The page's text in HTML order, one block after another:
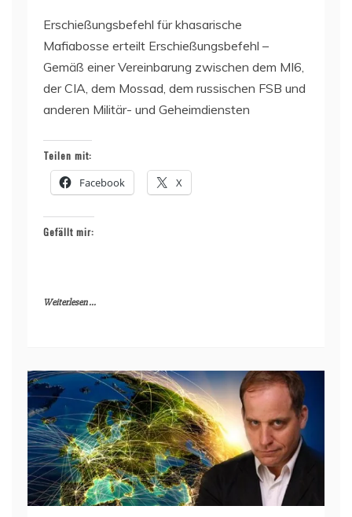
Erschießungsbefehl für khasarische
Mafiabosse erteilt Erschießungsbefehl –
Gemäß einer Vereinbarung zwischen dem MI6,
der CIA, dem Mossad, dem russischen FSB und
anderen Militär- und Geheimdiensten
Teilen mit:
Facebook X
Gefällt mir:
Weiterlesen ...